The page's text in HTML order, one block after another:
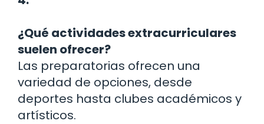
¿Qué actividades extracurriculares
suelen ofrecer?
Las preparatorias ofrecen una
variedad de opciones, desde
deportes hasta clubes académicos y
artísticos.